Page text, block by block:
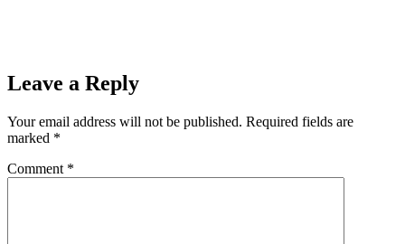
Leave a Reply
Your email address will not be published. Required fields are
marked *
Comment *